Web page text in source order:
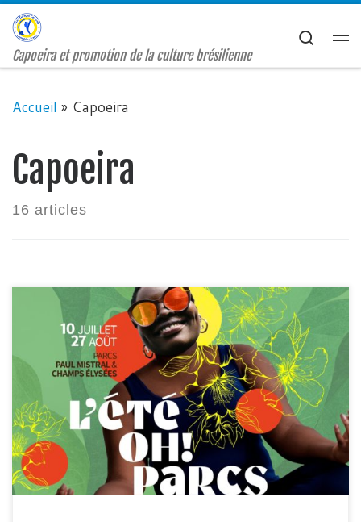
Passer au contenu
Capoeira et promotion de la culture brésilienne
Search
Accueil » Capoeira
Capoeira
16 articles
Venez participer, observer, échanger et pourquoi
pas faire vos premiers pas dans la roda avec
nous.Que vous soyez débutant, curieux, sportif
confirmé ou simplement de passage dans le parc,
cette animation est gratuite et ouverte à toutes et
tous. Art martial, danse, musique, chant, jeu,
culture et convivialité… La Capoeira […]